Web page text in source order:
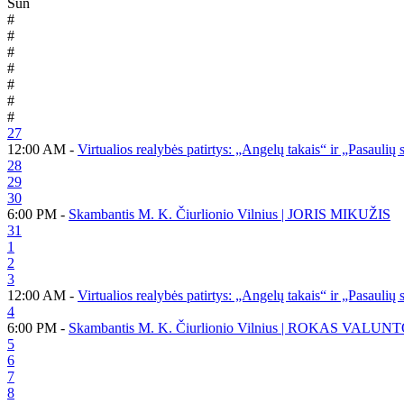
Sun
#
#
#
#
#
#
#
27
12:00 AM - Virtualios realybės patirtys: „Angelų takais“ ir „Pasaulių
28
29
30
6:00 PM - Skambantis M. K. Čiurlionio Vilnius | JORIS MIKUŽIS
31
1
2
3
12:00 AM - Virtualios realybės patirtys: „Angelų takais“ ir „Pasaulių
4
6:00 PM - Skambantis M. K. Čiurlionio Vilnius | ROKAS
5
6
7
8